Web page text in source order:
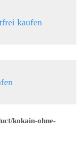
kaufen
kokain-ohne-